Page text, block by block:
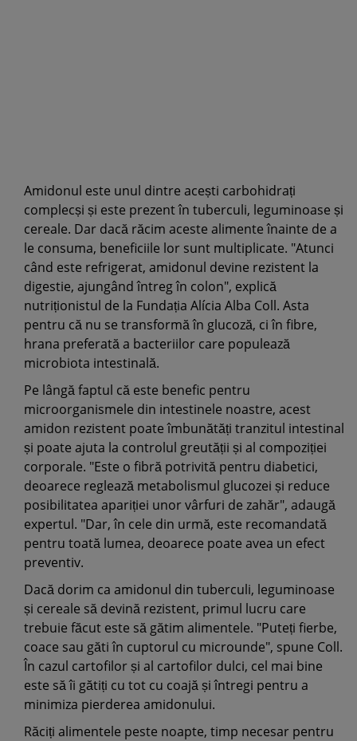
Amidonul este unul dintre acești carbohidrați
complecși și este prezent în tuberculi, leguminoase și
cereale. Dar dacă răcim aceste alimente înainte de a
le consuma, beneficiile lor sunt multiplicate. "Atunci
când este refrigerat, amidonul devine rezistent la
digestie, ajungând întreg în colon", explică
nutriționistul de la Fundația Alícia Alba Coll. Asta
pentru că nu se transformă în glucoză, ci în fibre,
hrana preferată a bacteriilor care populează
microbiota intestinală.
Pe lângă faptul că este benefic pentru
microorganismele din intestinele noastre, acest
amidon rezistent poate îmbunătăți tranzitul intestinal
și poate ajuta la controlul greutății și al compoziției
corporale. "Este o fibră potrivită pentru diabetici,
deoarece reglează metabolismul glucozei și reduce
posibilitatea apariției unor vârfuri de zahăr", adaugă
expertul. "Dar, în cele din urmă, este recomandată
pentru toată lumea, deoarece poate avea un efect
preventiv.
Dacă dorim ca amidonul din tuberculi, leguminoase
și cereale să devină rezistent, primul lucru care
trebuie făcut este să gătim alimentele. "Puteți fierbe,
coace sau găti în cuptorul cu microunde", spune Coll.
În cazul cartofilor și al cartofilor dulci, cel mai bine
este să îi gătiți cu tot cu coajă și întregi pentru a
minimiza pierderea amidonului.
Răciți alimentele peste noapte, timp necesar pentru